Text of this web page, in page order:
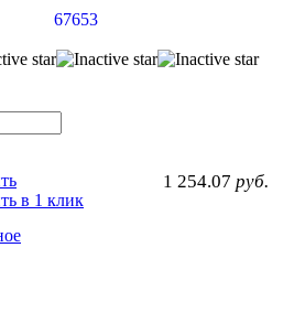
67653
1 254.07 руб.
в 1 клик